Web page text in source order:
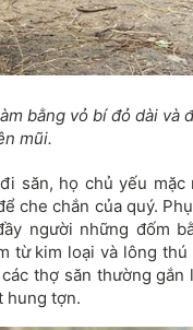
bằng vỏ bí đỏ dài và
mũi.
săn, họ chủ yếu mặc
che chắn của quý.
người những đốm
từ kim loại và lông thú
thợ săn thường gắn
hung tợn.